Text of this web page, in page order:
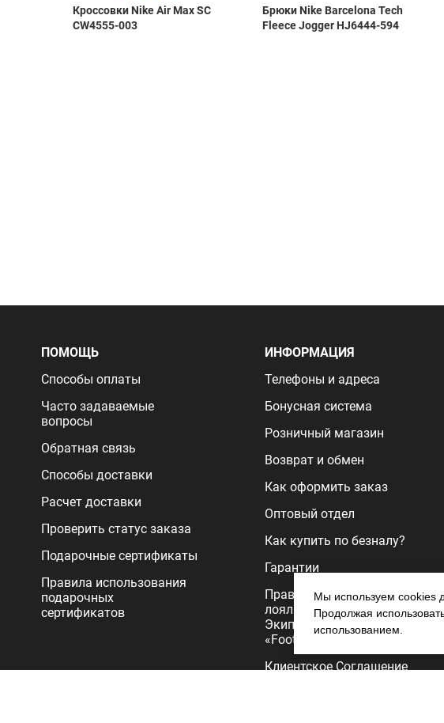
Кроссовки Nike Air Max SC
CW4555-003
Брюки Nike Barcelona Tech
Fleece Jogger HJ6444-594
ПОМОЩЬ
Способы оплаты
Часто задаваемые
вопросы
Обратная связь
Способы доставки
Расчет доставки
Проверить статус заказа
Подарочные сертификаты
Правила использования
подарочных
сертификатов
ИНФОРМАЦИЯ
Телефоны и адреса
Бонусная система
Розничный магазин
Возврат и обмен
Как оформить заказ
Оптовый отдел
Как купить по безналу?
Гарантии
Правила программы
лояльности
Экипировочного центра
«FootballStore»
Клиентское Соглашение
Мы используем cookies
Продолжая
использованием.